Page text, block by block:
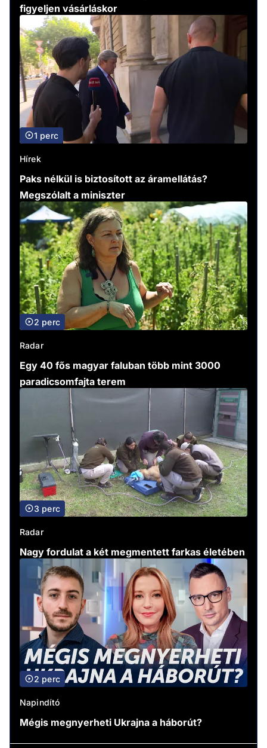
figyeljen vásárláskor
1 perc
Hírek
Paks nélkül is biztosított az áramellátás?
Megszólalt a miniszter
2 perc
Radar
Egy 40 fős magyar faluban több mint 3000
paradicsomfajta terem
3 perc
Radar
Nagy fordulat a két megmentett farkas életében
2 perc
Napindító
Mégis megnyerheti Ukrajna a háborút?